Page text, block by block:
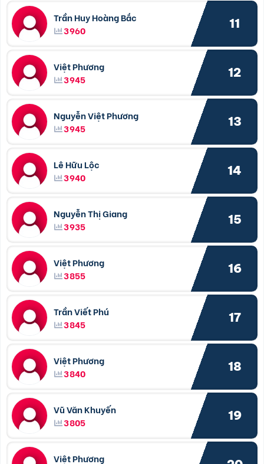
Trần Huy Hoàng Bắc
3960
11
Việt Phương
3945
12
Nguyễn Việt Phương
3945
13
Lê Hữu Lộc
3940
14
Nguyễn Thị Giang
3935
15
Việt Phương
3855
16
Trần Viết Phú
3845
17
Việt Phương
3840
18
Vũ Văn Khuyến
3805
19
Việt Phương